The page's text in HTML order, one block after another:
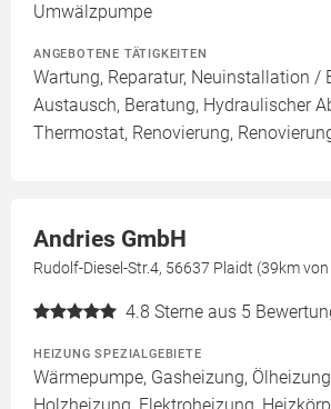
Umwälzpumpe
ANGEBOTENE TÄTIGKEITEN
Wartung, Reparatur, Neuinstallation /
Austausch, Beratung, Hydraulischer
Thermostat, Renovierung,
Andries GmbH
Rudolf-Diesel-Str.4, 56637 Plaidt (39km
4.8 Sterne aus 5
HEIZUNG SPEZIALGEBIETE
Wärmepumpe, Gasheizung,